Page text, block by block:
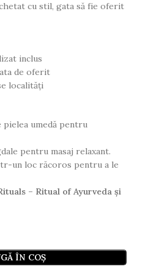
cu stil, gata să fie oferit
inclus
de oferit
localități
pielea umedă pentru
pentru masaj relaxant.
un loc răcoros pentru a le
– Ritual of Ayurveda și
ÎN COȘ